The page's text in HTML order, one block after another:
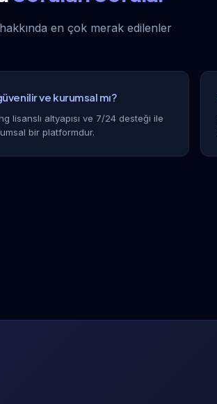
en çok merak edilenler
ve kurumsal mı?
lisanslı altyapısı ve 7/24 desteği ile
bir platformdur.